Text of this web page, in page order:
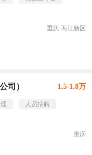
重庆·两江新区
司） 1.5-1.8万
人员招聘
重庆